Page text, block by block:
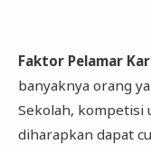
Faktor Pelamar
banyaknya orang
Sekolah, kompetisi
diharapkan dapat